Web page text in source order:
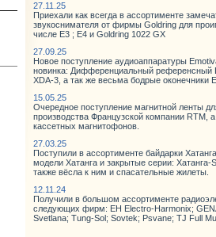
27.11.25
Приехали как всегда в ассортименте
звукоснимателя от фирмы Goldring для
числе E3 ; E4 и Goldring 1022 GX
27.09.25
Новое поступление аудиоаппаратуры
новинка: Дифференциальный референсный
XDA-3, а так же весьма бодрые оконечники
15.05.25
Очередное поступление магнитной ленты
производства Французской компании RTM,
кассетных магнитофонов.
27.03.25
Поступили в ассортименте байдарки
модели Хатанга и закрытые серии: Хатанга-
также вёсла к ним и спасательные жилеты.
12.11.24
Получили в большом ассортименте
следующих фирм: EH Electro-Harmonix;
Svetlana; Tung-Sol; Sovtek; Psvane; TJ Full